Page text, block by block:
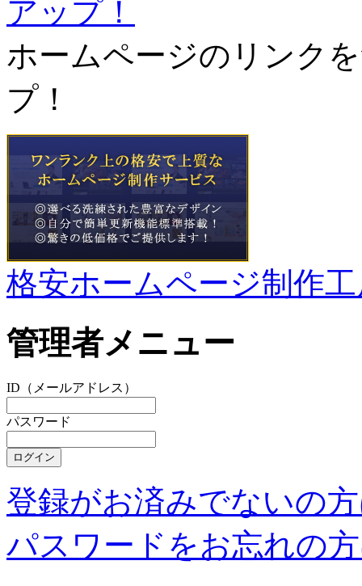
ホームページのリンク
プ！
格安ホームページ制作
管理者メニュー
ID（メールアドレス）
パスワード
登録がお済みでないの
パスワードをお忘れの